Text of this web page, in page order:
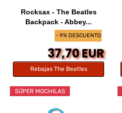
- 9% DESCUENTO
Rocksax - The Beatles
Backpack - Abbey...
37,70 EUR
Rebajas The Beatles
SÚPER MOCHILAS